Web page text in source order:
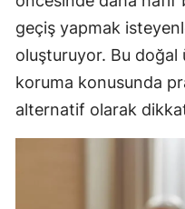
geçiş yapmak
oluşturuyor. Bu doğal
koruma konusunda
alternatif olarak